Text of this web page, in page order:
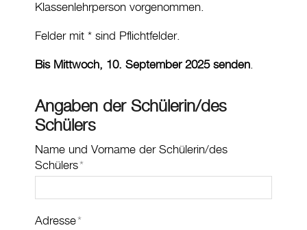
Klassenlehrperson vorgenommen.
Felder mit * sind Pflichtfelder.
Bis Mittwoch, 10. September 2025 senden
Angaben der Schülerin/des
Schülers
Name und Vorname der Schülerin/des
Schülers*
Adresse*